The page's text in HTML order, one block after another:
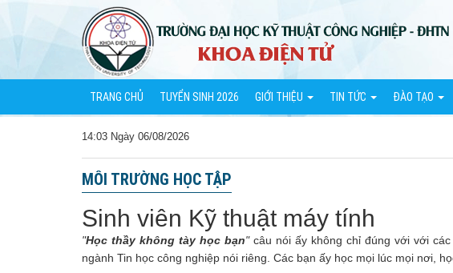
TRANG CHỦ TUYỂN SINH 2026 GIỚI THIỆU TIN TỨC ĐÀO TẠO
14:03 Ngày 06/08/2026
MÔI TRƯỜNG HỌC TẬP
Sinh viên Kỹ thuật máy tính
"Học thầy không tày học bạn"câu nói ấy không chỉ đúng với với
ngành Tin học công nghiệp nói riêng. Các bạn ấy học mọi lúc mọi nơi,